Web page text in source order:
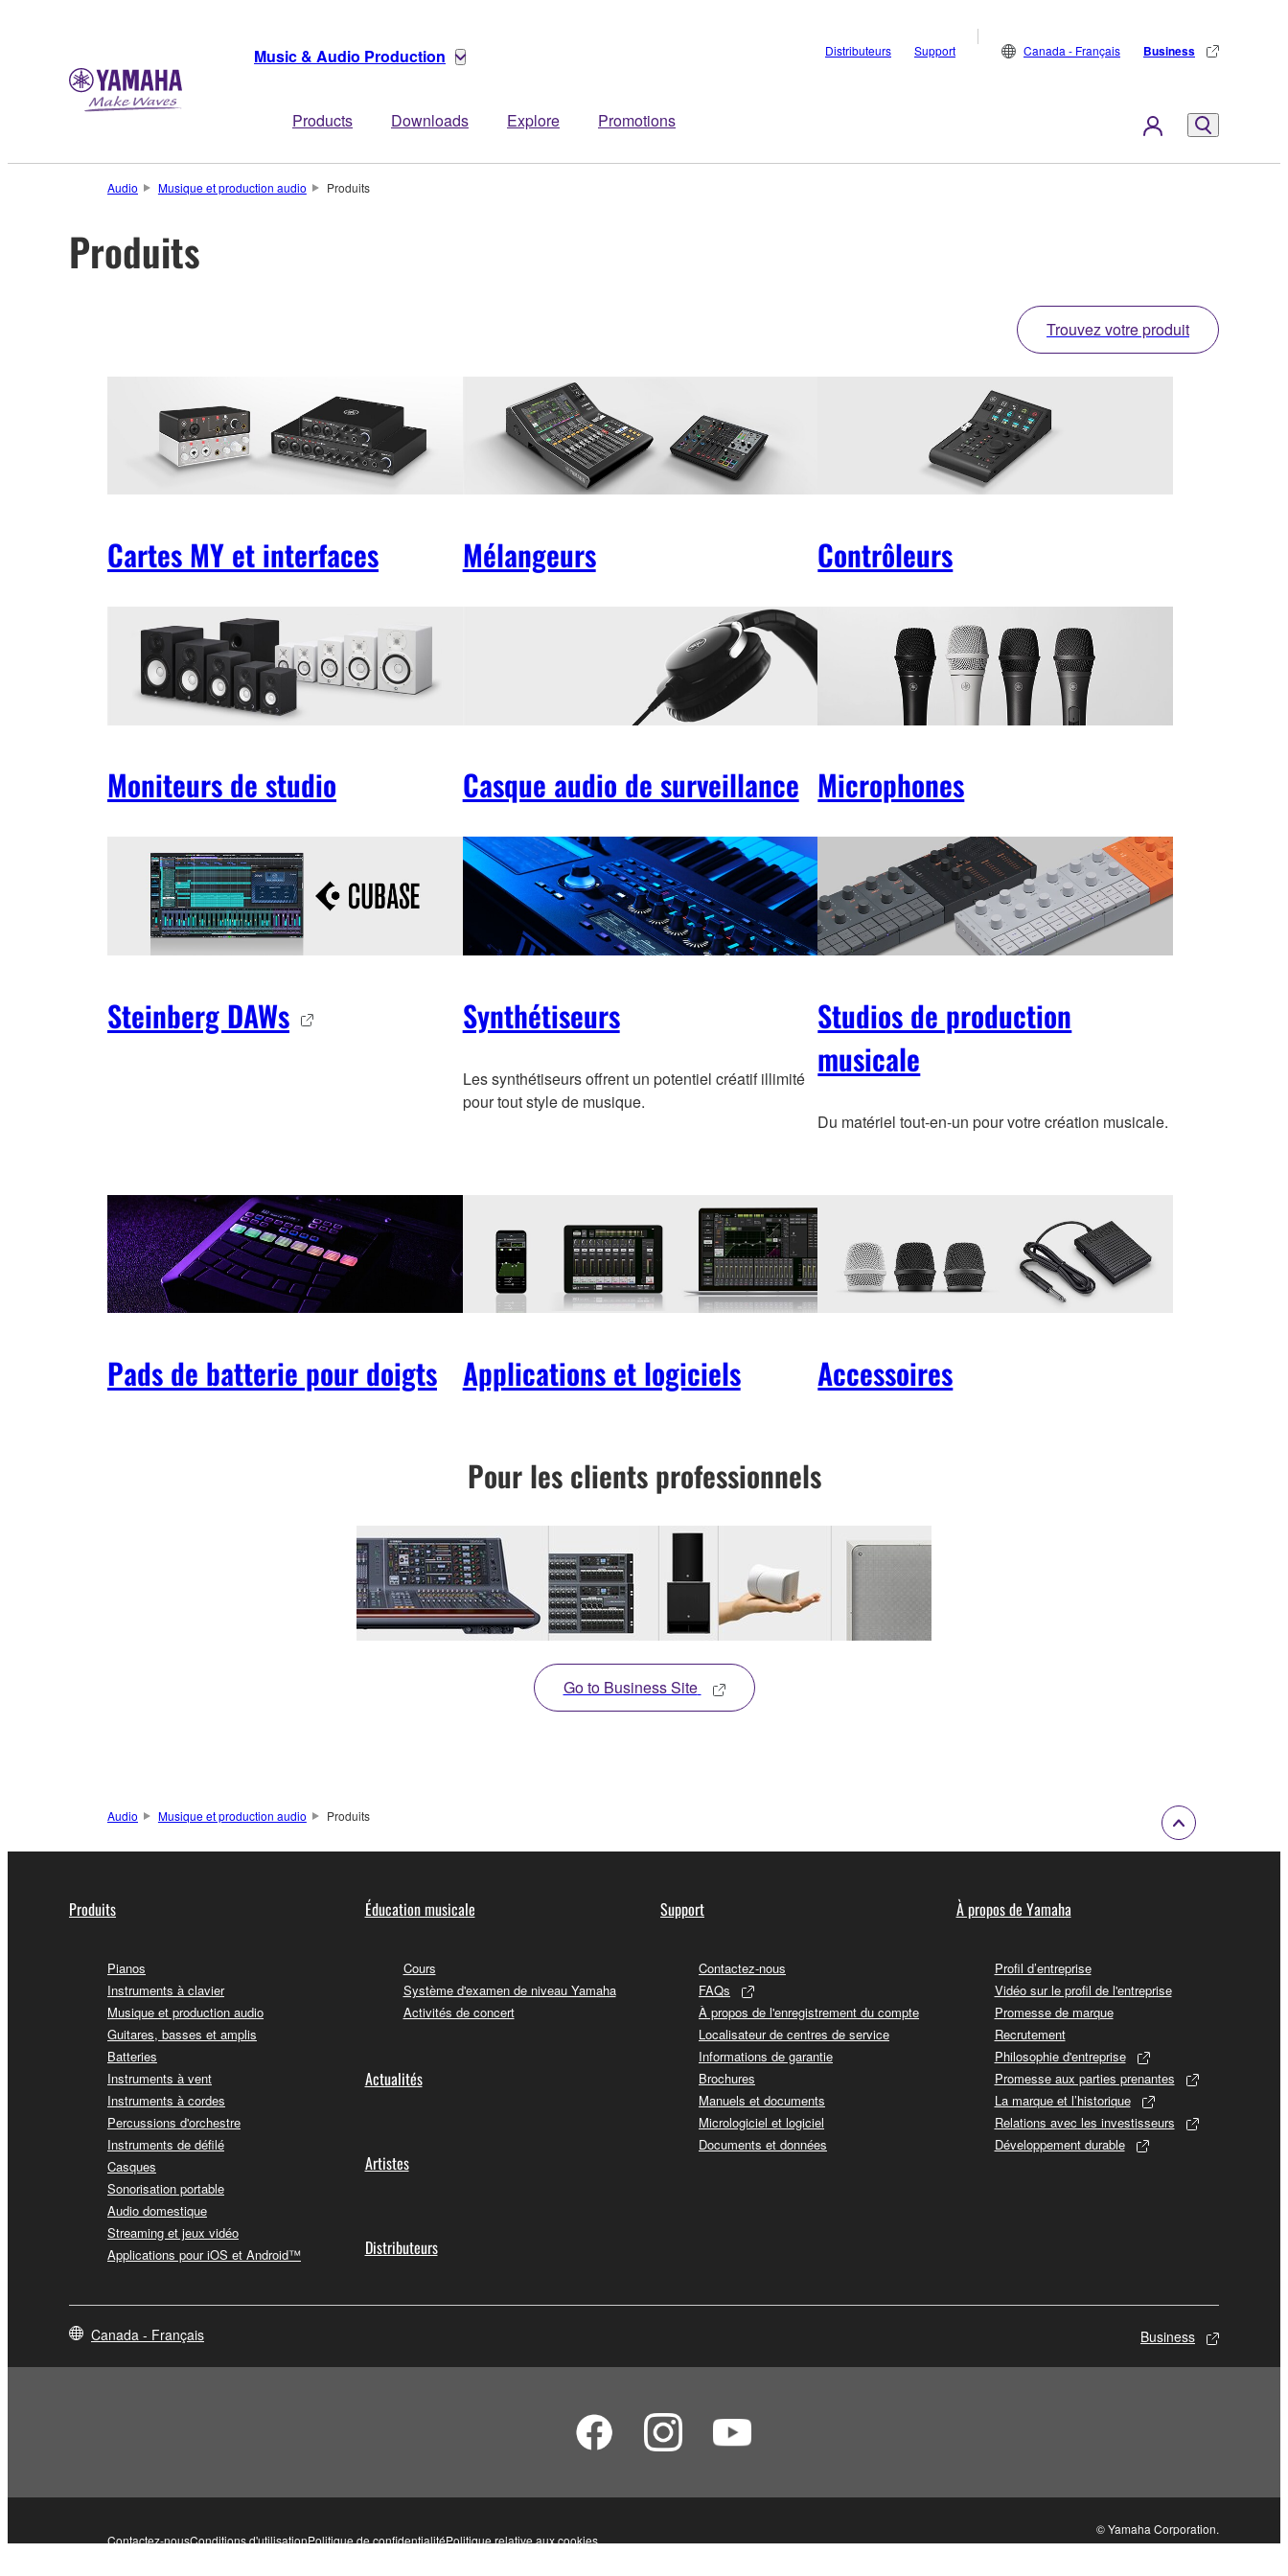
Music & Audio Production
Products Downloads Explore Promotions
Distributeurs Support Canada - Français Business
Audio Musique et production audio Produits
Produits
Trouvez votre produit
Cartes MY et interfaces Mélangeurs Contrôleurs
Moniteurs de studio Casque audio de surveillance Microphones
Steinberg DAWs Synthétiseurs
Les synthétiseurs offrent un potentiel créatif illimité
pour tout style de musique.
Studios de production
musicale
Du matériel tout-en-un pour votre création musicale.
Pads de batterie pour doigts Applications et logiciels Accessoires
Pour les clients professionnels
Go to Business Site
Audio Musique et production audio Produits
Produits
Pianos
Instruments à clavier
Musique et production audio
Guitares, basses et amplis
Batteries
Instruments à vent
Instruments à cordes
Percussions d'orchestre
Instruments de défilé
Casques
Sonorisation portable
Audio domestique
Streaming et jeux vidéo
Applications pour iOS et Android™
Éducation musicale
Cours
Système d'examen de niveau Yamaha
Activités de concert
Actualités
Artistes
Distributeurs
Support
Contactez-nous
FAQs
À propos de l'enregistrement du compte
Localisateur de centres de service
Informations de garantie
Brochures
Manuels et documents
Micrologiciel et logiciel
Documents et données
À propos de Yamaha
Profil d’entreprise
Vidéo sur le profil de l'entreprise
Promesse de marque
Recrutement
Philosophie d'entreprise
Promesse aux parties prenantes
La marque et l’historique
Relations avec les investisseurs
Développement durable
Canada - Français Business
Contactez-nousConditions d'utilisationPolitique de confidentialitéPolitique relative aux cookies
© Yamaha Corporation.